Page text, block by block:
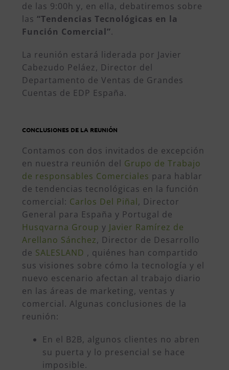
de las 9:00h y, en ella, debatiremos sobre
las “Tendencias Tecnológicas en la
Función Comercial”.
La reunión estará liderada por Javier
Cabezudo Peláez, Director del
Departamento de Ventas de Grandes
Cuentas de EDP España.
CONCLUSIONES DE LA REUNIÓN
Contamos con dos invitados de excepción
en nuestra reunión del Grupo de Trabajo
de responsables Comerciales para hablar
de tendencias tecnológicas en la función
comercial: Carlos Del Piñal, Director
General para España y Portugal de
Husqvarna Group y Javier Ramírez de
Arellano Sánchez, Director de Desarrollo
de SALESLAND , quiénes han compartido
sus visiones sobre cómo la tecnología y el
nuevo escenario afectan al trabajo diario
en las áreas de marketing, ventas y
comercial. Algunas conclusiones de la
reunión:
En el B2B, algunos clientes no abren
su puerta y lo presencial se hace
imposible.